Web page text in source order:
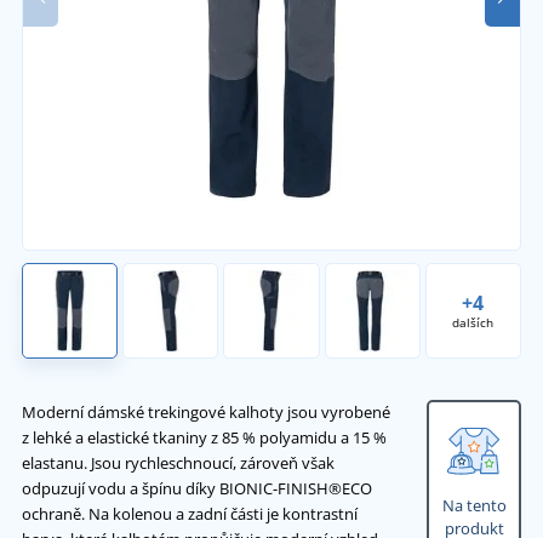
+4
dalších
Moderní dámské trekingové kalhoty jsou vyrobené
z lehké a elastické tkaniny z 85 % polyamidu a 15 %
elastanu. Jsou rychleschnoucí, zároveň však
odpuzují vodu a špínu díky BIONIC-FINISH®ECO
ochraně. Na kolenou a zadní části je kontrastní
Na tento
produkt